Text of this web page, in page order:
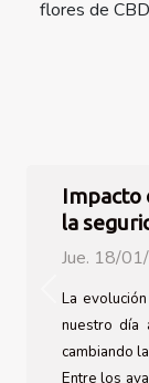
flores de
Impacto
la
Chile
Jue. 18/
La
nuestro día
cambiando
Entre los
Previous